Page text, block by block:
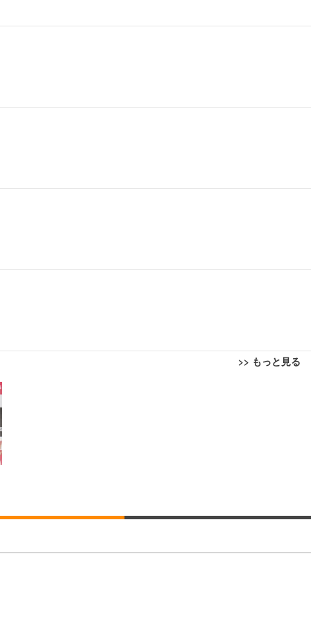
>> もっと見る
面昇降 強化ナイロン樹脂ベース 通気性メッシュ 在宅ワーク H-WY01
跳ね上げ式アームレスト 3Dヘッドレスト ハンガー付き 高反発クッ